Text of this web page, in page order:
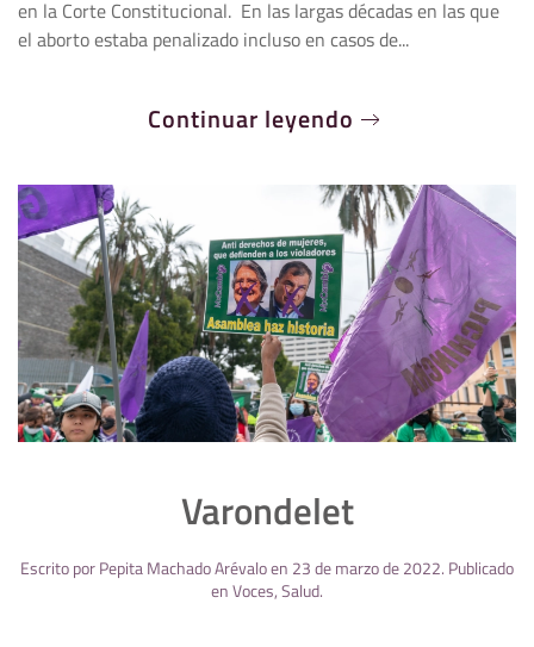
en la Corte Constitucional. En las largas décadas en las que
el aborto estaba penalizado incluso en casos de...
Continuar leyendo
Varondelet
Escrito porPepita Machado Arévaloen 23 de marzo de 2022. Publicado
enVoces,Salud.